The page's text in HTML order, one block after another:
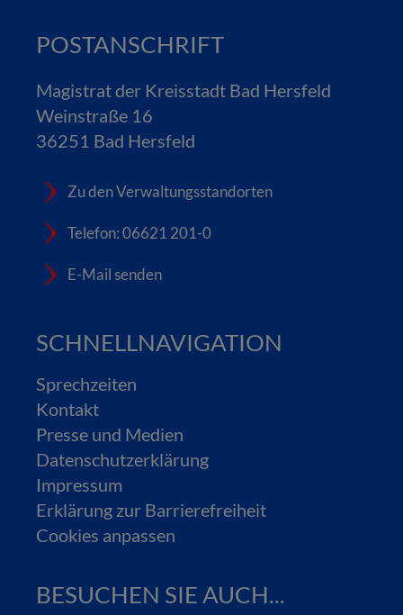
POSTANSCHRIFT
Magistrat der Kreisstadt Bad Hersfeld
Weinstraße 16
36251 Bad Hersfeld
Zu den Verwaltungsstandorten
Telefon: 06621 201-0
E-Mail senden
SCHNELLNAVIGATION
Sprechzeiten
Kontakt
Presse und Medien
Datenschutzerklärung
Impressum
Erklärung zur Barrierefreiheit
Cookies anpassen
BESUCHEN SIE AUCH...